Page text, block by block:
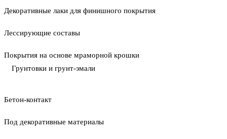
Декоративные лаки для финишного покрытия
Лессирующие составы
Покрытия на основе мраморной крошки
Грунтовки и грунт-эмали
Бетон-контакт
Под декоративные материалы